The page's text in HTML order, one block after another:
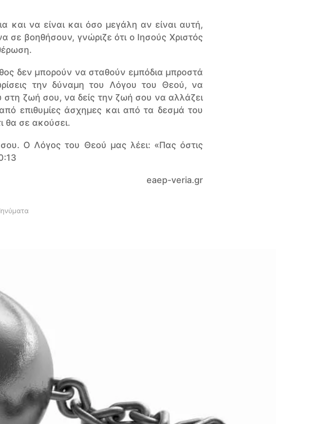
και να είναι και όσο μεγάλη αν είναι αυτή,
σε βοηθήσουν, γνώριζε ότι ο Ιησούς Χριστός
δεν μπορούν να σταθούν εμπόδια μπροστά
την δύναμη του Λόγου του Θεού, να
στη ζωή σου, να δείς την ζωή σου να αλλάζει
επιθυμίες άσχημες και από τα δεσμά του
θα σε ακούσει.
Ο Λόγος του Θεού μας λέει: «Πας όστις
eaep-veria.gr